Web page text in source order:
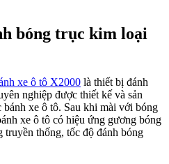
bóng trục kim loại
xe ô tô X2000 là thiết bị đánh
nghiệp được thiết kế và sản
xe ô tô. Sau khi mài với bóng
xe ô tô có hiệu ứng gương bóng
truyền thống, tốc độ đánh bóng